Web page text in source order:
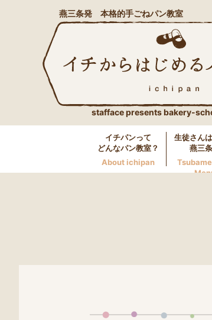
燕三条発 本格的手ごねパン教室
stafface presents bakery-
イチパンって
どんなパン教室？
About ichipan
生徒さん
燕三